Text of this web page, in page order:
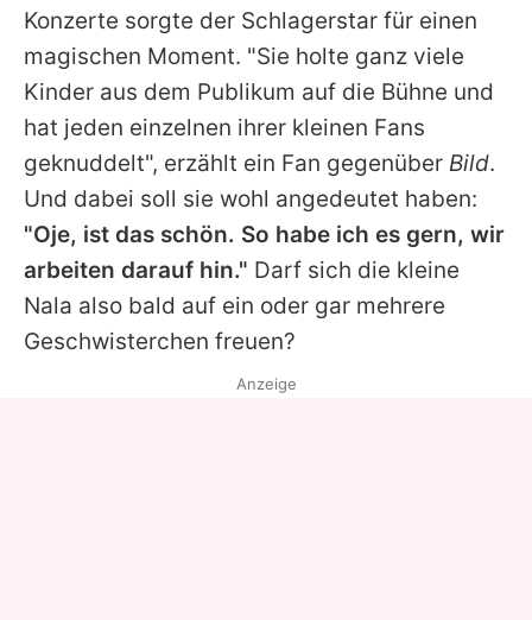
Konzerte sorgte der Schlagerstar für einen
magischen Moment. "Sie holte ganz viele
Kinder aus dem Publikum auf die Bühne und
hat jeden einzelnen ihrer kleinen Fans
geknuddelt", erzählt ein Fan gegenüber Bild.
Und dabei soll sie wohl angedeutet haben:
"Oje, ist das schön. So habe ich es gern, wir
arbeiten darauf hin." Darf sich die kleine
Nala also bald auf ein oder gar mehrere
Geschwisterchen freuen?
Anzeige